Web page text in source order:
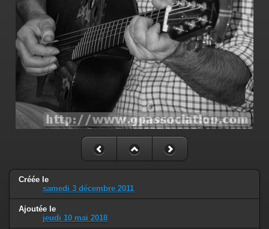
Créée le
samedi 3 décembre 2011
Ajoutée le
jeudi 10 mai 2018